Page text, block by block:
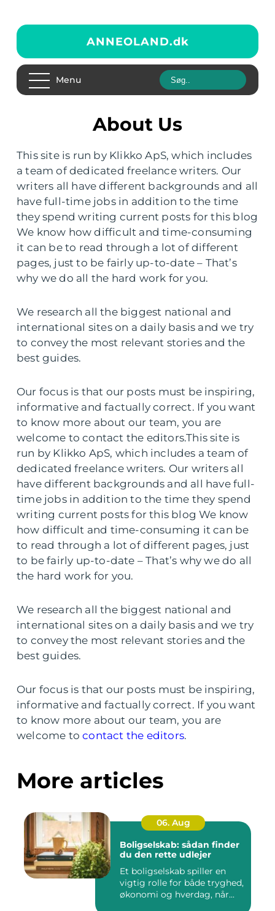
ANNEOLAND.dk
Menu
About Us
This site is run by Klikko ApS, which includes
a team of dedicated freelance writers. Our
writers all have different backgrounds and all
have full-time jobs in addition to the time
they spend writing current posts for this blog
We know how difficult and time-consuming
it can be to read through a lot of different
pages, just to be fairly up-to-date – That’s
why we do all the hard work for you.
We research all the biggest national and
international sites on a daily basis and we try
to convey the most relevant stories and the
best guides.
Our focus is that our posts must be inspiring,
informative and factually correct. If you want
to know more about our team, you are
welcome to contact the editors.This site is
run by Klikko ApS, which includes a team of
dedicated freelance writers. Our writers all
have different backgrounds and all have full-
time jobs in addition to the time they spend
writing current posts for this blog We know
how difficult and time-consuming it can be
to read through a lot of different pages, just
to be fairly up-to-date – That’s why we do all
the hard work for you.
We research all the biggest national and
international sites on a daily basis and we try
to convey the most relevant stories and the
best guides.
Our focus is that our posts must be inspiring,
informative and factually correct. If you want
to know more about our team, you are
welcome tocontact the editors.
More articles
06. Aug
Boligselskab: sådan finder
du den rette udlejer
Et boligselskab spiller en
vigtig rolle for både tryghed,
økonomi og hverdag, når...